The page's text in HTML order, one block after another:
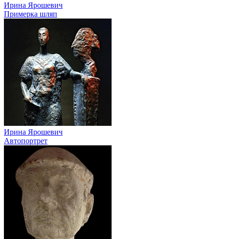
Ирина Ярошевич
Примерка шляп
Ирина Ярошевич
Автопортрет